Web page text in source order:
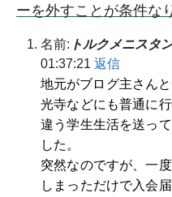
ーを外すことが条件な
名前: トルクメニスタ
01:37:21 返信
地元がブログ主さん
光寺などにも普通に
違う学生生活を送っ
した。
突然なのですが、一
しまっただけで入会